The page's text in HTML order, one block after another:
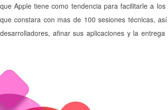
Apple tiene como tendencia para facilitarle a los
constara con mas de 100 sesiones técnicas,
afinar sus aplicaciones y la